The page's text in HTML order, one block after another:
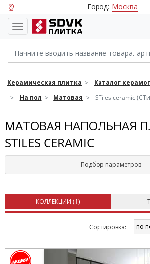
Город: Москва
Керамическая плитка
Каталог
На пол
Матовая STiles ceramic
МАТОВАЯ НАПОЛЬНАЯ
STILES CERAMIC
Подбор параметров
КОЛЛЕКЦИИ (1)
Cортировка: по